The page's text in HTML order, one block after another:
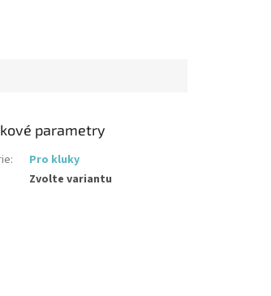
parametry
:
Pro kluky
Zvolte variantu